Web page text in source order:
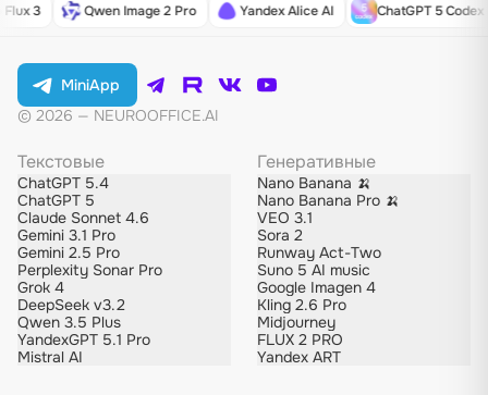
3 Qwen Image 2 Pro Yandex Alice AI ChatGPT 5 Codex
MiniApp
© 2026 — NEUROOFFICE.AI
Текстовые
ChatGPT 5.4
ChatGPT 5
Claude Sonnet 4.6
Gemini 3.1 Pro
Gemini 2.5 Pro
Perplexity Sonar Pro
Grok 4
DeepSeek v3.2
Qwen 3.5 Plus
YandexGPT 5.1 Pro
Mistral AI
Генеративные
Nano Banana 🍌
Nano Banana Pro 🍌
VEO 3.1
Sora 2
Runway Act-Two
Suno 5 AI music
Google Imagen 4
Kling 2.6 Pro
Midjourney
FLUX 2 PRO
Yandex ART